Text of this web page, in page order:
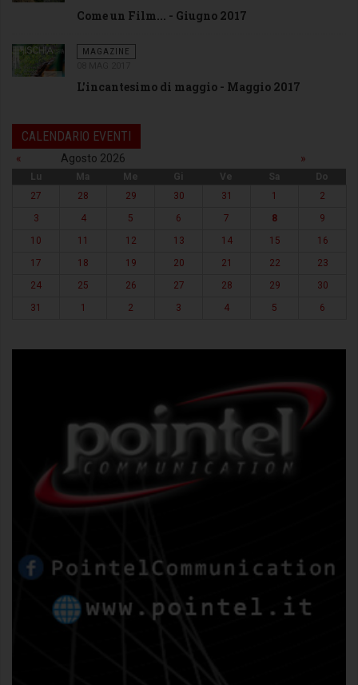
Come un Film... - Giugno 2017
MAGAZINE
L'incantesimo di maggio - Maggio 2017
CALENDARIO EVENTI
« Agosto 2026 »
Lu Ma Me Gi Ve Sa
Do
27
28 29 30 31 1
2
3
4 5 6 7 8
9
10
11 12 13 14 15
16
17
18 19 20 21 22
23
24
25 26 27 28 29
30
31
1 2 3 4 5 6